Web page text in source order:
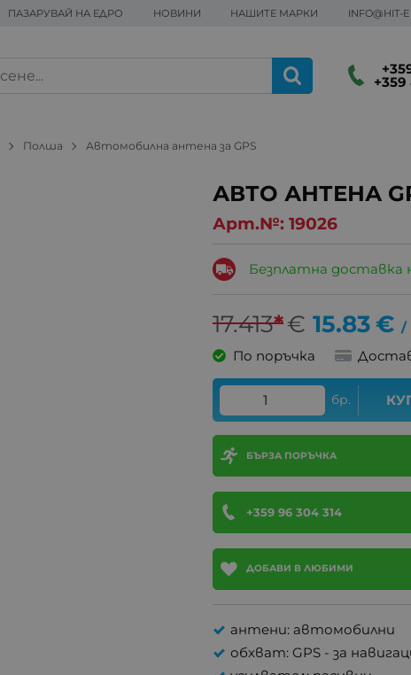
ПАЗАРУВАЙ НА ЕДРО НОВИНИ НАШИТЕ МАРКИ INFO@HIT-
+359
Полша Автомобилна антена за GPS
АВТО АНТЕНА
Арт.№: 19026
Безплатна доставка
17.413*€ 15.83€ /
По поръчка
бр.
БЪРЗА ПОРЪЧКА
+359 96 304 314
ДОБАВИ В ЛЮБИМИ
антени: автомобилни
обхват: GPS - за